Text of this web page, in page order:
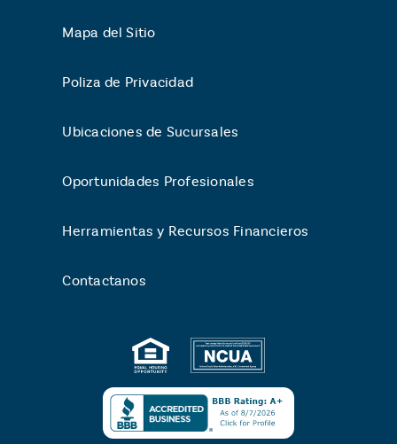
Mapa del Sitio
Poliza de Privacidad
Ubicaciones de Sucursales
Oportunidades Profesionales
Herramientas y Recursos Financieros
Contactanos